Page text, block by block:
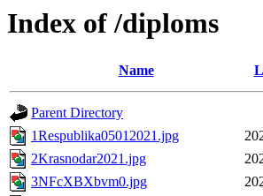
Index of /diploms
Name
Parent Directory
1Respublika05012021.jpg
2Krasnodar2021.jpg
3NFcXBXbvm0.jpg